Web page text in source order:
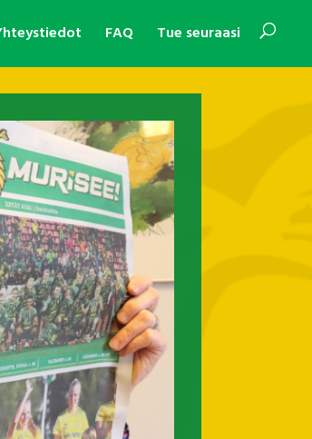
FAQ Tue seuraasi